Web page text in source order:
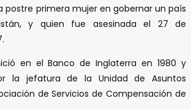
postre primera mujer en gobernar un país
y quien fue asesinada el 27 de
en el Banco de Inglaterra en 1980 y
la jefatura de la Unidad de Asuntos
de Servicios de Compensación de